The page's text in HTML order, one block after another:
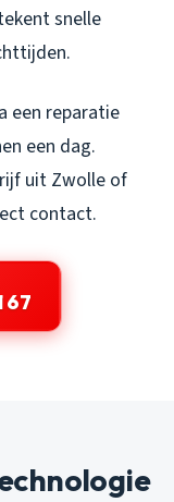
snelle
een reparatie
een dag.
uit Zwolle of
contact.
67